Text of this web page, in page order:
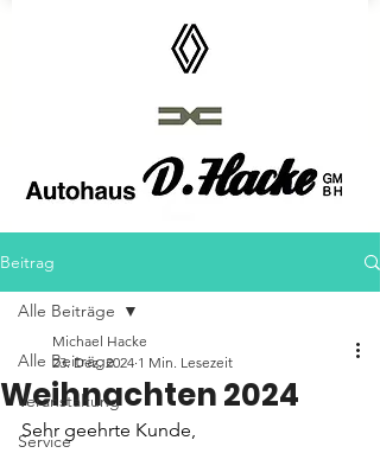
Autohaus D.Hacke GmbH
Beitrag
Alle Beiträge
Veranstaltung
Service
Alle Beiträge
Weihnachten 2024
Michael Hacke
23. Dez. 2024 1 Min. Lesezeit
Sehr geehrte Kunde,